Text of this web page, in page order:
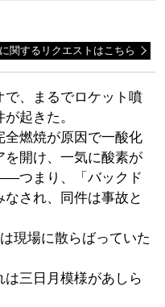
関するリクエストはこちら
で、まるでロケット噴
起きた。
燃焼が原因で一酸化
開け、一気に酸素が
つまり、「バックド
され、同件は事故と
は現場に散らばっていた
三日月模様があしら